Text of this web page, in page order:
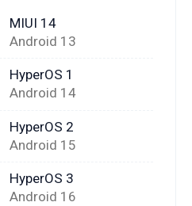
MIUI 14
Android 13
HyperOS 1
Android 14
HyperOS 2
Android 15
HyperOS 3
Android 16